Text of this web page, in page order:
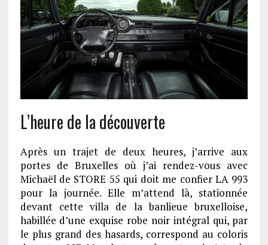
L’heure de la découverte
Après un trajet de deux heures, j’arrive aux
portes de Bruxelles où j’ai rendez-vous avec
Michaël de STORE 55 qui doit me confier LA 993
pour la journée. Elle m’attend là, stationnée
devant cette villa de la banlieue bruxelloise,
habillée d’une exquise robe noir intégral qui, par
le plus grand des hasards, correspond au coloris